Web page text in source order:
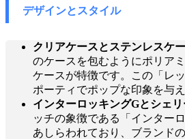
デザインとスタイル
クリアケースとステンレスケ
のケースを包むようにポリア
ケースが特徴です。この「レ
ポーティでポップな印象を与え
インターロッキングGとシェ
ッチの象徴である「インター
あしらわれており、ブランド